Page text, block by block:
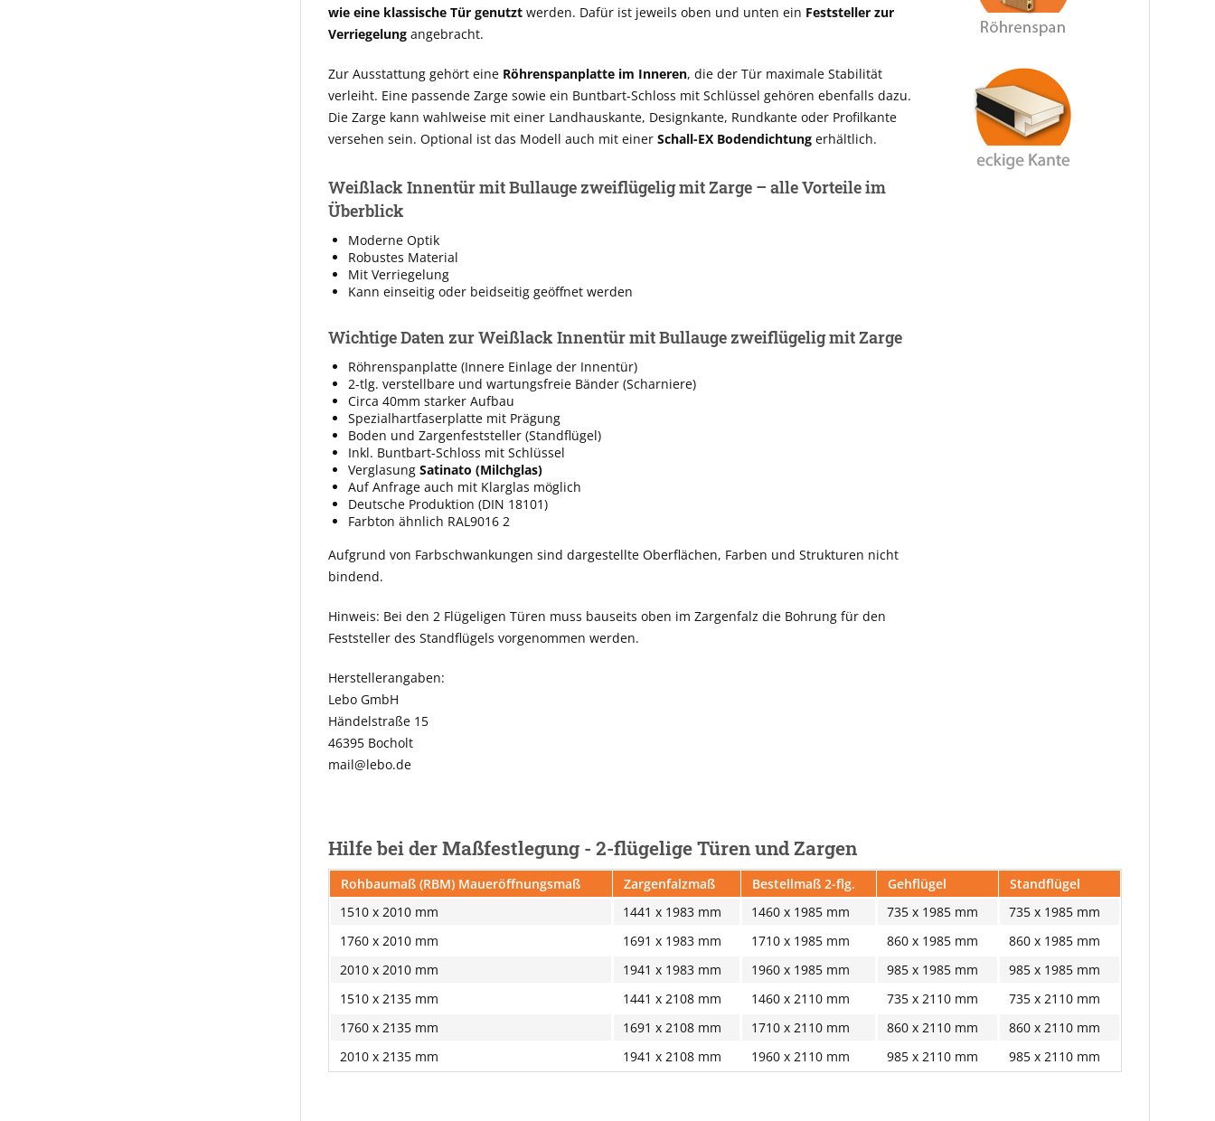
wie eine klassische Tür genutzt werden. Dafür ist jeweils oben und unten ein Feststeller zur
Verriegelung angebracht.
Zur Ausstattung gehört eine Röhrenspanplatte im Inneren, die der Tür maximale Stabilität
verleiht. Eine passende Zarge sowie ein Buntbart-Schloss mit Schlüssel gehören ebenfalls dazu.
Die Zarge kann wahlweise mit einer Landhauskante, Designkante, Rundkante oder Profilkante
versehen sein. Optional ist das Modell auch mit einer Schall-EX Bodendichtung erhältlich.
Weißlack Innentür mit Bullauge zweiflügelig mit Zarge – alle Vorteile im
Überblick
Moderne Optik
Robustes Material
Mit Verriegelung
Kann einseitig oder beidseitig geöffnet werden
Wichtige Daten zur Weißlack Innentür mit Bullauge zweiflügelig mit Zarge
Röhrenspanplatte (Innere Einlage der Innentür)
2-tlg. verstellbare und wartungsfreie Bänder (Scharniere)
Circa 40mm starker Aufbau
Spezialhartfaserplatte mit Prägung
Boden und Zargenfeststeller (Standflügel)
Inkl. Buntbart-Schloss mit Schlüssel
Verglasung Satinato (Milchglas)
Auf Anfrage auch mit Klarglas möglich
Deutsche Produktion (DIN 18101)
Farbton ähnlich RAL9016 2
Aufgrund von Farbschwankungen sind dargestellte Oberflächen, Farben und Strukturen nicht
bindend.
Hinweis: Bei den 2 Flügeligen Türen muss bauseits oben im Zargenfalz die Bohrung für den
Feststeller des Standflügels vorgenommen werden.
Herstellerangaben:
Lebo GmbH
Händelstraße 15
46395 Bocholt
mail@lebo.de
Hilfe bei der Maßfestlegung - 2-flügelige Türen und Zargen
Rohbaumaß (RBM) Maueröffnungsmaß Zargenfalzmaß Bestellmaß 2-flg. Gehflügel
Standflügel
1510 x 2010 mm
1441 x 1983 mm 1460 x 1985 mm 735 x 1985 mm
735 x 1985 mm
1760 x 2010 mm
1691 x 1983 mm 1710 x 1985 mm 860 x 1985 mm
860 x 1985 mm
2010 x 2010 mm
1941 x 1983 mm 1960 x 1985 mm 985 x 1985 mm
985 x 1985 mm
1510 x 2135 mm
1441 x 2108 mm 1460 x 2110 mm 735 x 2110 mm
735 x 2110 mm
1760 x 2135 mm
1691 x 2108 mm 1710 x 2110 mm 860 x 2110 mm
860 x 2110 mm
2010 x 2135 mm
1941 x 2108 mm 1960 x 2110 mm 985 x 2110 mm 985 x 2110 mm